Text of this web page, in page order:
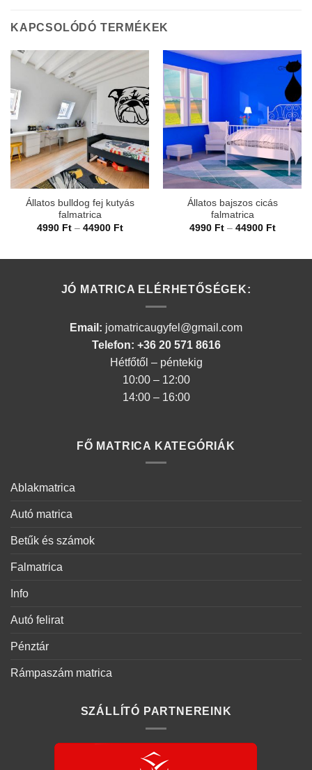
KAPCSOLÓDÓ TERMÉKEK
Állatos bulldog fej kutyás
falmatrica
4990 Ft – 44900 FtÁrtartomány:
Állatos bajszos cicás
falmatrica
4990 Ft – 44900 Ft
JÓ MATRICA ELÉRHETŐSÉGEK:
Email: jomatricaugyfel@gmail.com
Telefon: +36 20 571 8616
Hétfőtől – péntekig
10:00 – 12:00
14:00 – 16:00
FŐ MATRICA KATEGÓRIÁK
Ablakmatrica
Autó matrica
Betűk és számok
Falmatrica
Info
Autó felirat
Pénztár
Rámpaszám matrica
SZÁLLÍTÓ PARTNEREINK